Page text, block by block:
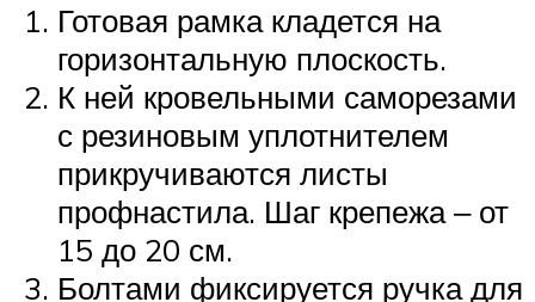
Готовая рамка кладется на
горизонтальную плоскость.
К ней кровельными саморезами
с резиновым уплотнителем
прикручиваются листы
профнастила. Шаг крепежа ‒ от
15 до 20 см.
Болтами фиксируется ручка для